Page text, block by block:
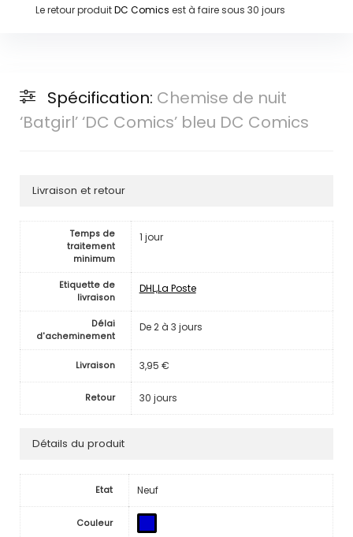
Le retour produitDC Comics est à faire sous 30 jours
Spécification: Chemise de nuit
‘Batgirl’ ‘DC Comics’ bleu DC Comics
Livraison et retour
Temps de
traitement
minimum
1 jour
Etiquette de
livraison
DHL,La Poste
Délai
d'acheminement
De 2 à 3 jours
Livraison 3,95 €
Retour 30 jours
Détails du produit
Etat Neuf
Couleur